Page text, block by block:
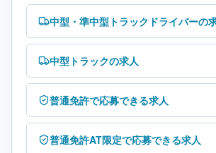
中型・準中型トラックドライバーの
中型トラックの求人
普通免許で応募できる求人
普通免許AT限定で応募できる求人